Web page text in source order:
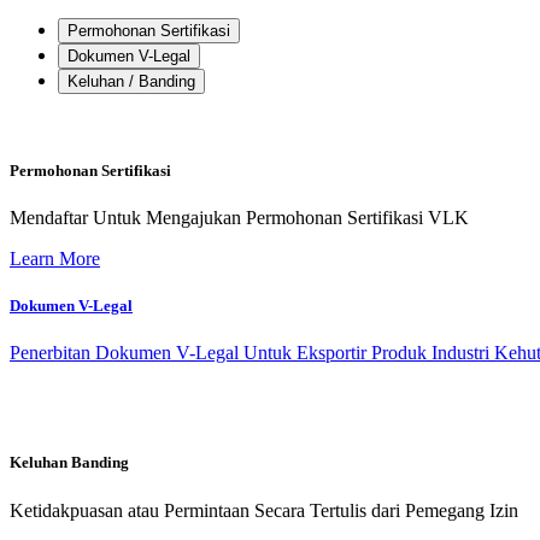
Permohonan Sertifikasi
Dokumen V-Legal
Keluhan / Banding
Permohonan Sertifikasi
Mendaftar Untuk Mengajukan Permohonan Sertifikasi VLK
Learn More
Dokumen V-Legal
Penerbitan Dokumen V-Legal Untuk Eksportir Produk Industri
Keluhan Banding
Ketidakpuasan atau Permintaan Secara Tertulis dari Pemegang Izin